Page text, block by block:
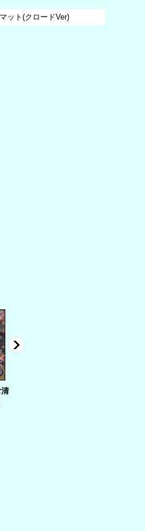
ット(クロードVer)
清